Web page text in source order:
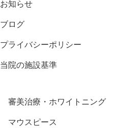
お知らせ
ブログ
プライバシーポリシー
当院の施設基準
審美治療・ホワイトニング
マウスピース